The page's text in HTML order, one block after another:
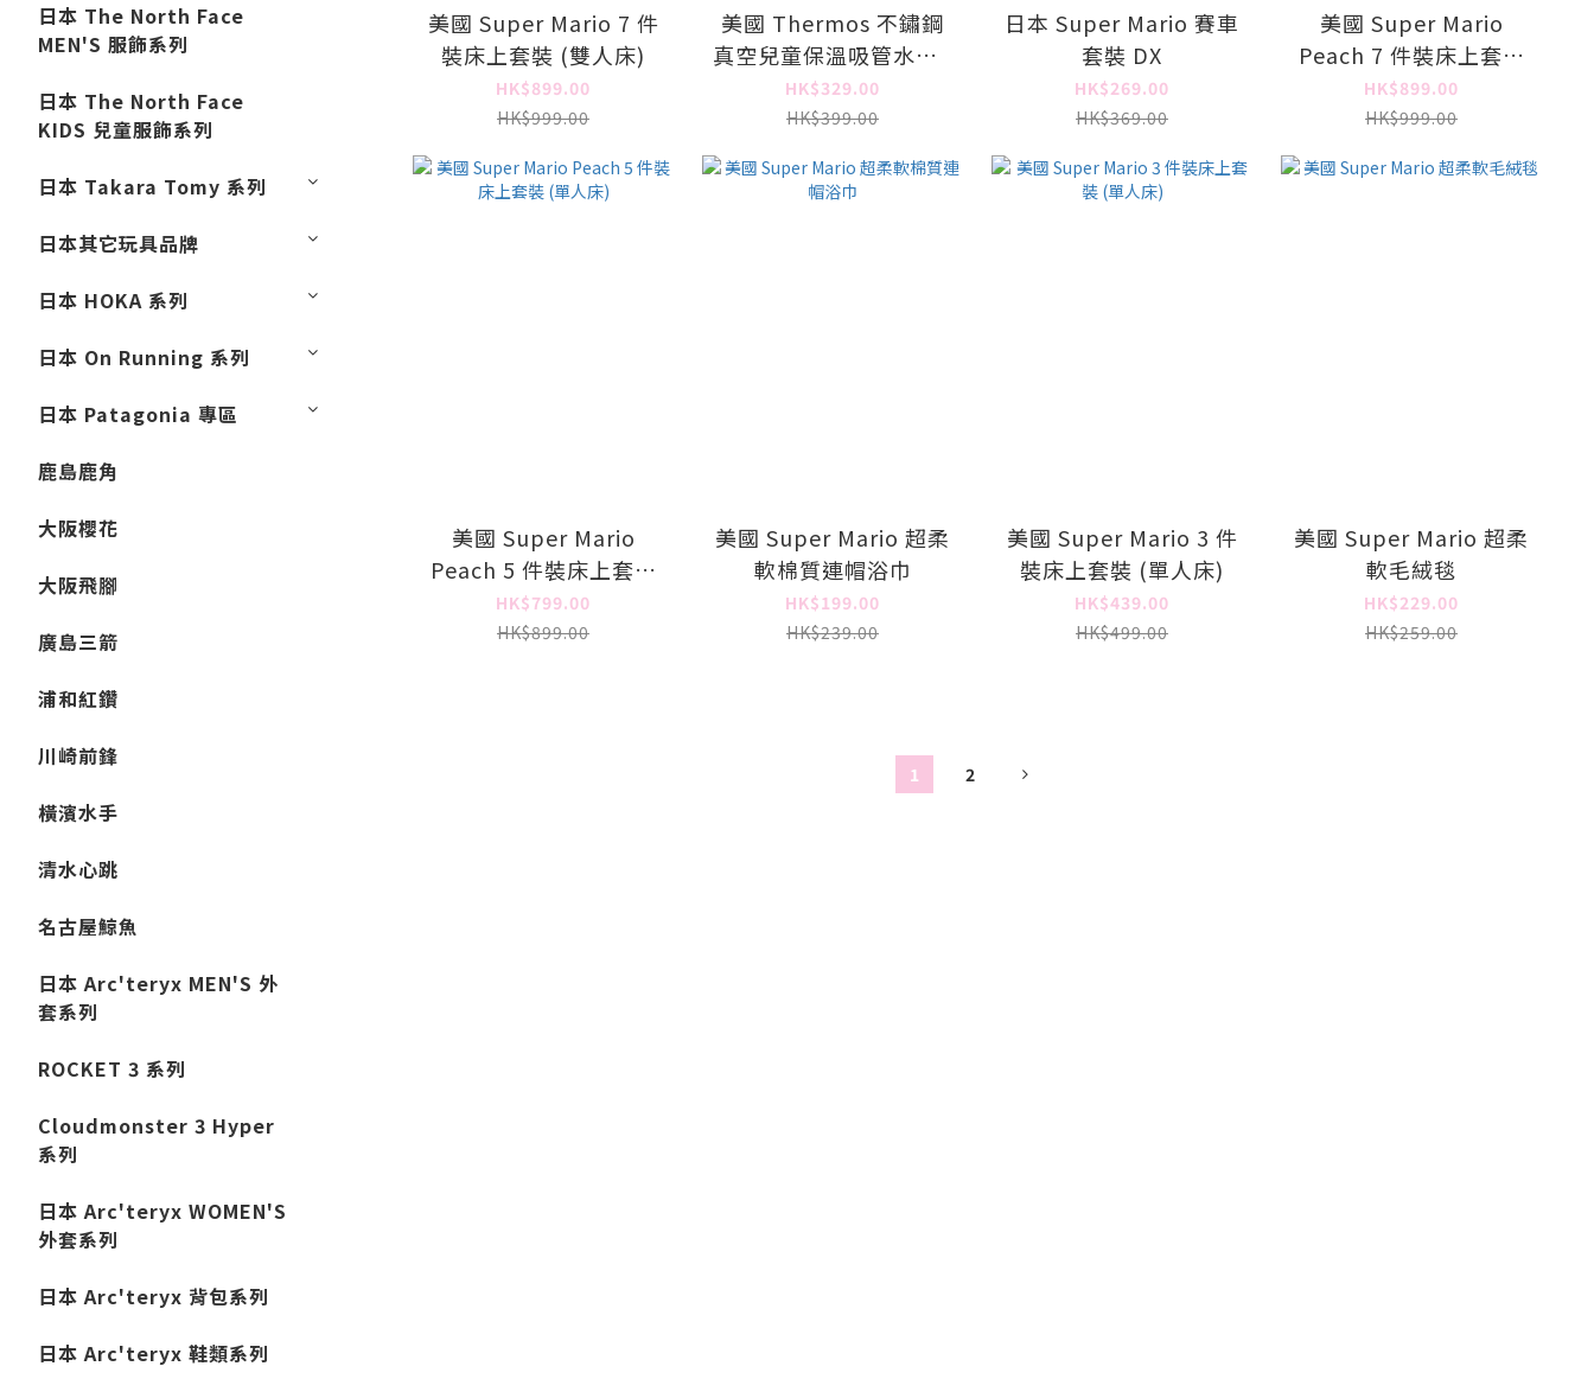
日本 The North Face
MEN'S 服飾系列
日本 The North Face
KIDS 兒童服飾系列
日本 Takara Tomy 系列
日本其它玩具品牌
日本 HOKA 系列
日本 On Running 系列
日本 Patagonia 專區
鹿島鹿角
大阪櫻花
大阪飛腳
廣島三箭
浦和紅鑽
川崎前鋒
橫濱水手
清水心跳
名古屋鯨魚
日本 Arc'teryx MEN'S 外
套系列
ROCKET 3 系列
Cloudmonster 3 Hyper
系列
日本 Arc'teryx WOMEN'S
外套系列
日本 Arc'teryx 背包系列
日本 Arc'teryx 鞋類系列
美國 Super Mario 7 件
裝床上套裝 (雙人床)
HK$899.00
HK$999.00
美國 Thermos 不鏽鋼
真空兒童保溫吸管水壺 -
Super Mario + 吸管替
換配件 (4 件裝)
HK$329.00
HK$399.00
日本 Super Mario 賽車
套裝 DX
HK$269.00
HK$369.00
美國 Super Mario
Peach 7 件裝床上套裝
(雙人床)
HK$899.00
HK$999.00
美國 Super Mario
Peach 5 件裝床上套裝
(單人床)
HK$799.00
HK$899.00
美國 Super Mario 超柔
軟棉質連帽浴巾
HK$199.00
HK$239.00
美國 Super Mario 3 件
裝床上套裝 (單人床)
HK$439.00
HK$499.00
美國 Super Mario 超柔
軟毛絨毯
HK$229.00
HK$259.00
1 2